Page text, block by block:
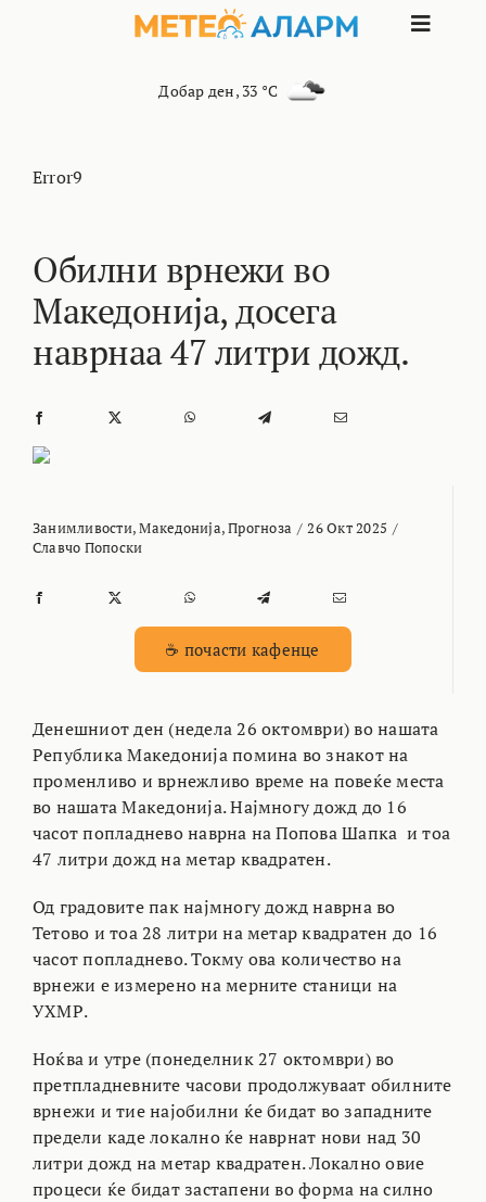
Toggle
ИНТЕРЕСНО
КОНТАКТ
Добар ден, 33 °C
Error9
Обилни врнежи во
Македонија, досега
наврнаа 47 литри дожд.
Занимливости,Македонија,Прогноза / 26 Окт 2025 /
Славчо Попоски
☕ почасти кафенце
Денешниот ден (недела 26 октомври) во нашата
Република Македонија помина во знакот на
променливо и врнежливо време на повеќе места
во нашата Македонија. Најмногу дожд до 16
часот попладнево наврна на Попова Шапка и тоа
47 литри дожд на метар квадратен.
Од градовите пак најмногу дожд наврна во
Тетово и тоа 28 литри на метар квадратен до 16
часот попладнево. Токму ова количество на
врнежи е измерено на мерните станици на
УХМР.
Ноќва и утре (понеделник 27 октомври) во
претпладневните часови продолжуваат обилните
врнежи и тие најобилни ќе бидат во западните
предели каде локално ќе наврнат нови над 30
литри дожд на метар квадратен. Локално овие
процеси ќе бидат застапени во форма на силно